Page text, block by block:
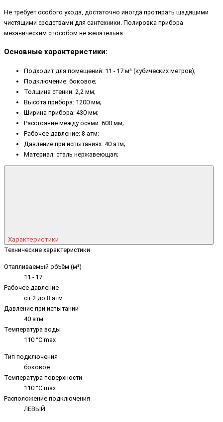
Не требует особого ухода, достаточно иногда протирать щадящими
чистящими средствами для сантехники. Полировка прибора
механическим способом не желательна.
Основные характеристики:
Подходит для помещений: 11 - 17 м³ (кубических метров);
Подключение: боковое;
Толщина стенки: 2,2 мм;
Высота прибора: 1200 мм;
Ширина прибора: 430 мм;
Расстояние между осями: 600 мм;
Рабочее давление: 8 атм;
Давление при испытаниях: 40 атм;
Материал: сталь нержавеющая;
Характеристики
Технические характеристики
Отапливаемый объём (м³)
11 - 17
Рабочее давление
от 2 до 8 атм
Давление при испытании
40 атм
Температура воды
110 °C max
Тип подключения
боковое
Температура поверхности
110 °C max
Расположение подключения
ЛЕВЫЙ